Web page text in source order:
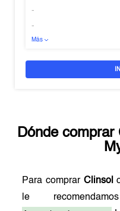
-
-
Más
Dónde comprar
Para comprar Clinsol
le